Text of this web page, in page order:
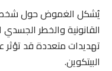
يُشكل الغموض حول
القانونية والخطر
تهديدات متعددة قد
البيتكوين.